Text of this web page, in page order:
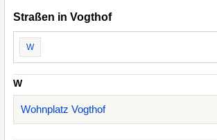
Straßen in Vogthof
W
W
Wohnplatz Vogthof